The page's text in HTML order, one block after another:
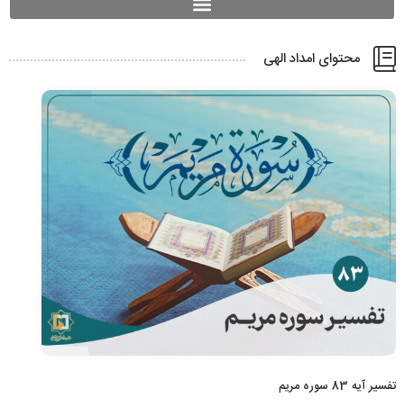
محتوای امداد الهی
تفسیر آیه 83 سوره مریم